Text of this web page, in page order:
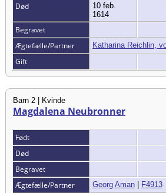
Død
10 feb.
1614
Begravet
Ægtefælle/Partner
Katharina Reichlin,
Gift
Barn 2 | Kvinde
Magdalena Neubronner
Født
Død
Begravet
Ægtefælle/Partner
Georg Aman | F4913